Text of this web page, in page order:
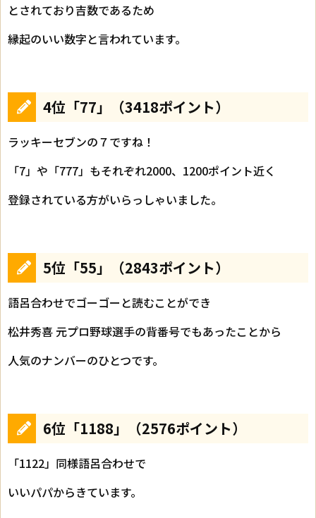
とされており吉数であるため
縁起のいい数字と言われています。
4位「77」（3418ポイント）
ラッキーセブンの７ですね！
「7」や「777」もそれぞれ2000、1200ポイント近く
登録されている方がいらっしゃいました。
5位「55」（2843ポイント）
語呂合わせでゴーゴーと読むことができ
松井秀喜 元プロ野球選手の背番号でもあったことから
人気のナンバーのひとつです。
6位「1188」（2576ポイント）
「1122」同様語呂合わせで
いいパパからきています。